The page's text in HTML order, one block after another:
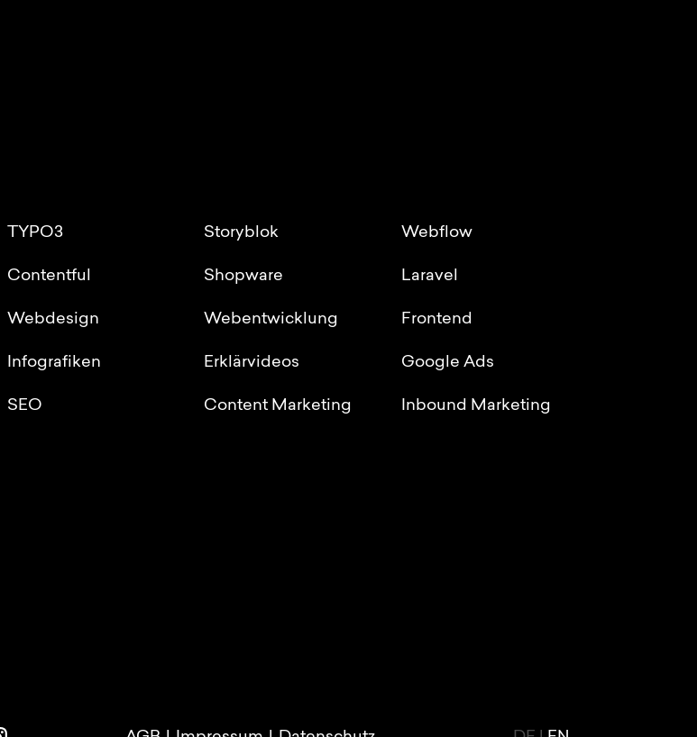
TYPO3 Storyblok Webflow
Contentful Shopware Laravel
Webdesign Webentwicklung Frontend
Infografiken Erklärvideos Google Ads
SEO Content Marketing Inbound Marketing